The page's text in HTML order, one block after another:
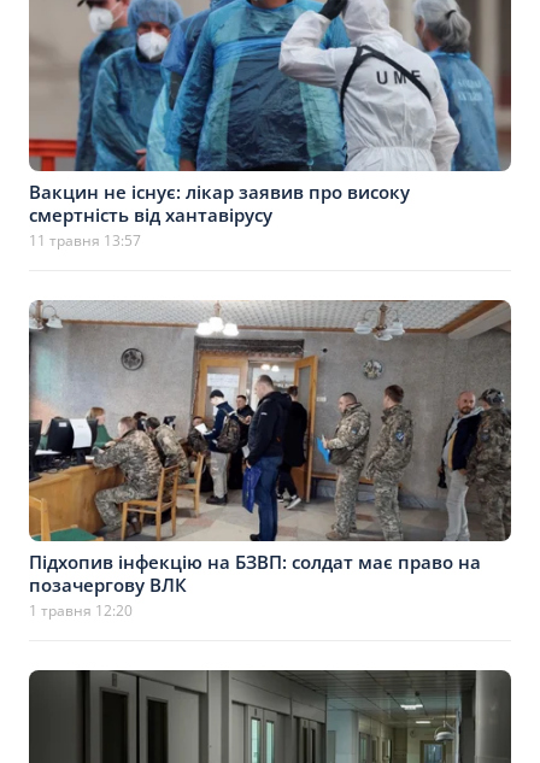
Вакцин не існує: лікар заявив про високу
смертність від хантавірусу
11 травня 13:57
Підхопив інфекцію на БЗВП: солдат має право на
позачергову ВЛК
1 травня 12:20